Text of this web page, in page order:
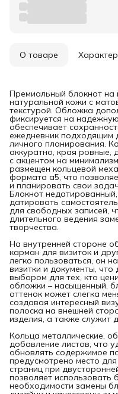
О товаре
Премиальный блокнот на
натуральной кожи с
текстурой. Обложка
фиксируется на
обеспечивает
ежедневник подходящим
личного планирования.
аккуратно, края ровные,
с акцентом на
размещен кольцевой
формата а5, что
и планировать свои
Блокнот
датировать
для свободных записей,
длительного ведения
творчества.
На внутренней стороне
карман для визиток и
легко пользоваться, он
визитки и документы,
выбором для тех, кто
обложки – насыщенный,
оттенок может слегка
создавая интересный
полоска на внешней
изделия, а также служит
Кольца металлические,
добавление листов, что
обновлять содержимое
предусмотрено место
страниц при
позволяет использовать
необходимости замены